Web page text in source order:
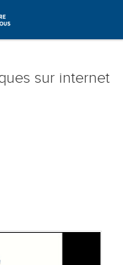
sur internet